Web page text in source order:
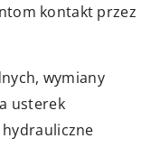
kontakt przez
wymiany
usterek